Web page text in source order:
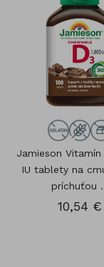
Jamieson Vitamín
IU tablety na
príchuťou
10,54 €